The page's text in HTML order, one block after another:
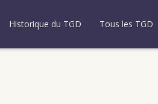
Historique du TGD Tous les TGD